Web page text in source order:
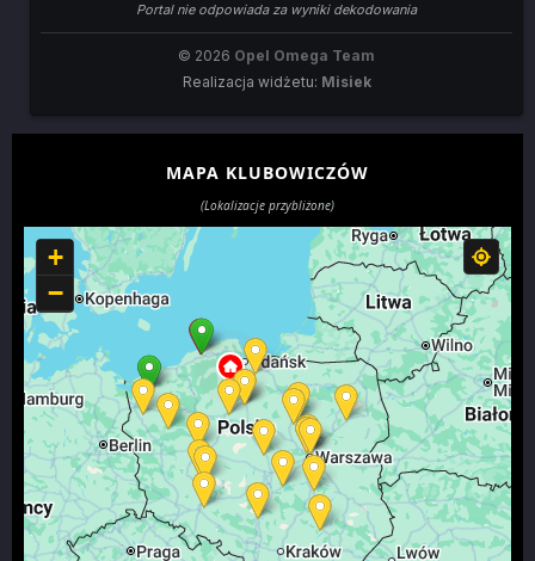
Portal nie odpowiada za wyniki dekodowania
© 2026 Opel Omega Team
Realizacja widżetu: Misiek
MAPA KLUBOWICZÓW
(Lokalizacje przybliżone)
+
−